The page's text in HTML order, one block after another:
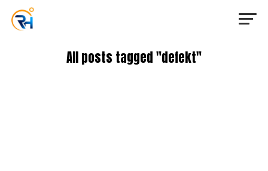
All posts tagged "defekt"